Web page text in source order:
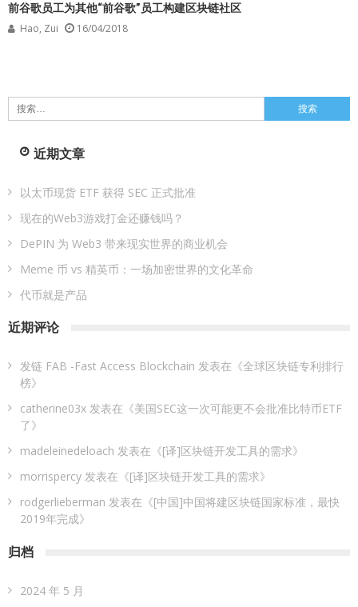
前谷歌员工为其他“前谷歌”员工构建区块链社区
Hao, Zui 16/04/2018
搜
索：
近期文章
以太币现货 ETF 获得 SEC 正式批准
现在的Web3游戏打金还赚钱吗？
DePIN 为 Web3 带来现实世界的商业机会
Meme 币 vs 精英币：一场加密世界的文化革命
代币就是产品
近期评论
发链 FAB -Fast Access Blockchain 发表在《全球区块链专利排行
榜》
catherine03x 发表在《美国SEC这一次可能更不会批准比特币ETF
了》
madeleinedeloach 发表在《[译]区块链开发工具的需求》
morrispercy 发表在《[译]区块链开发工具的需求》
rodgerlieberman 发表在《[中国]中国将建区块链国家标准，最快
2019年完成》
归档
2024 年 5 月